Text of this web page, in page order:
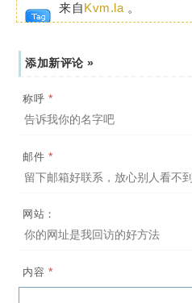
来自Kvm.la 。
添加新评论 »
称呼 *
邮件 *
网站：
内容 *